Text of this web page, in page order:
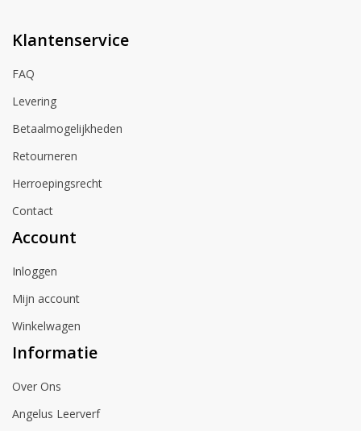
Klantenservice
FAQ
Levering
Betaalmogelijkheden
Retourneren
Herroepingsrecht
Contact
Account
Inloggen
Mijn account
Winkelwagen
Informatie
Over Ons
Angelus Leerverf